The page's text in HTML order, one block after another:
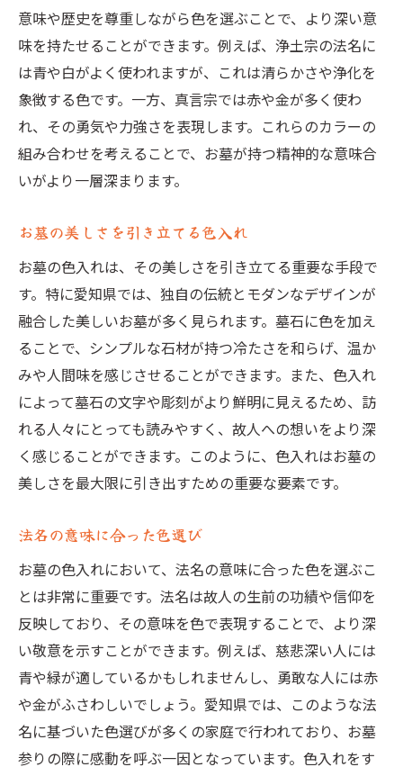
意味や歴史を尊重しながら色を選ぶことで、より深い意
味を持たせることができます。例えば、浄土宗の法名に
は青や白がよく使われますが、これは清らかさや浄化を
象徴する色です。一方、真言宗では赤や金が多く使わ
れ、その勇気や力強さを表現します。これらのカラーの
組み合わせを考えることで、お墓が持つ精神的な意味合
いがより一層深まります。
お墓の美しさを引き立てる色入れ
お墓の色入れは、その美しさを引き立てる重要な手段で
す。特に愛知県では、独自の伝統とモダンなデザインが
融合した美しいお墓が多く見られます。墓石に色を加え
ることで、シンプルな石材が持つ冷たさを和らげ、温か
みや人間味を感じさせることができます。また、色入れ
によって墓石の文字や彫刻がより鮮明に見えるため、訪
れる人々にとっても読みやすく、故人への想いをより深
く感じることができます。このように、色入れはお墓の
美しさを最大限に引き出すための重要な要素です。
法名の意味に合った色選び
お墓の色入れにおいて、法名の意味に合った色を選ぶこ
とは非常に重要です。法名は故人の生前の功績や信仰を
反映しており、その意味を色で表現することで、より深
い敬意を示すことができます。例えば、慈悲深い人には
青や緑が適しているかもしれませんし、勇敢な人には赤
や金がふさわしいでしょう。愛知県では、このような法
名に基づいた色選びが多くの家庭で行われており、お墓
参りの際に感動を呼ぶ一因となっています。色入れをす